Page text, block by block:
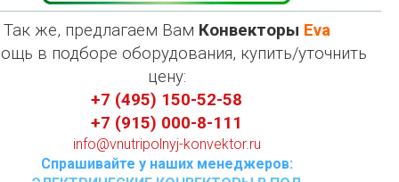
Так же, предлагаем Вам Конвекторы Eva
в подборе оборудования, купить/уточнить
цену:
+7 (495) 150-52-58
+7 (915) 000-8-111
info@vnutripolnyj-konvektor.ru
Спрашивайте у наших менеджеров: